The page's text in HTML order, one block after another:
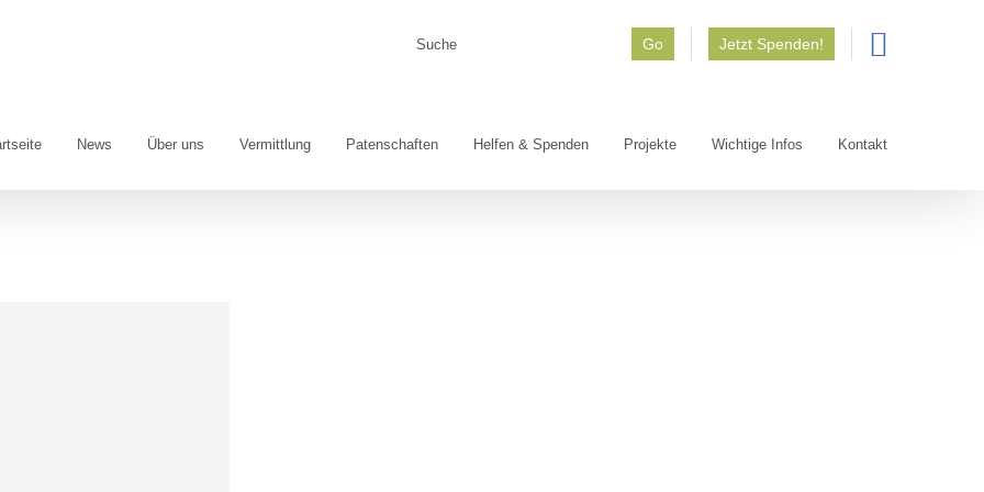
Go Jetzt Spenden!
News Über uns Vermittlung Patenschaften Helfen & Spenden Projekte Wichtige Infos Kontakt